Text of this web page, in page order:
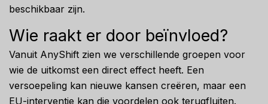
beschikbaar zijn.
Wie raakt er door beïnvloed?
Vanuit AnyShift zien we verschillende groepen voor
wie de uitkomst een direct effect heeft. Een
versoepeling kan nieuwe kansen creëren, maar een
EU-interventie kan die voordelen ook terugfluiten.